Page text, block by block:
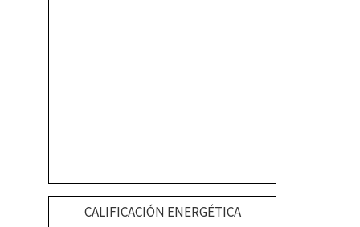
CALIFICACIÓN ENERGÉTICA